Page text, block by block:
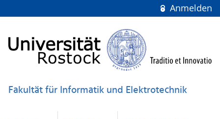
Anmelden
Fakultät für Informatik und Elektrotechnik